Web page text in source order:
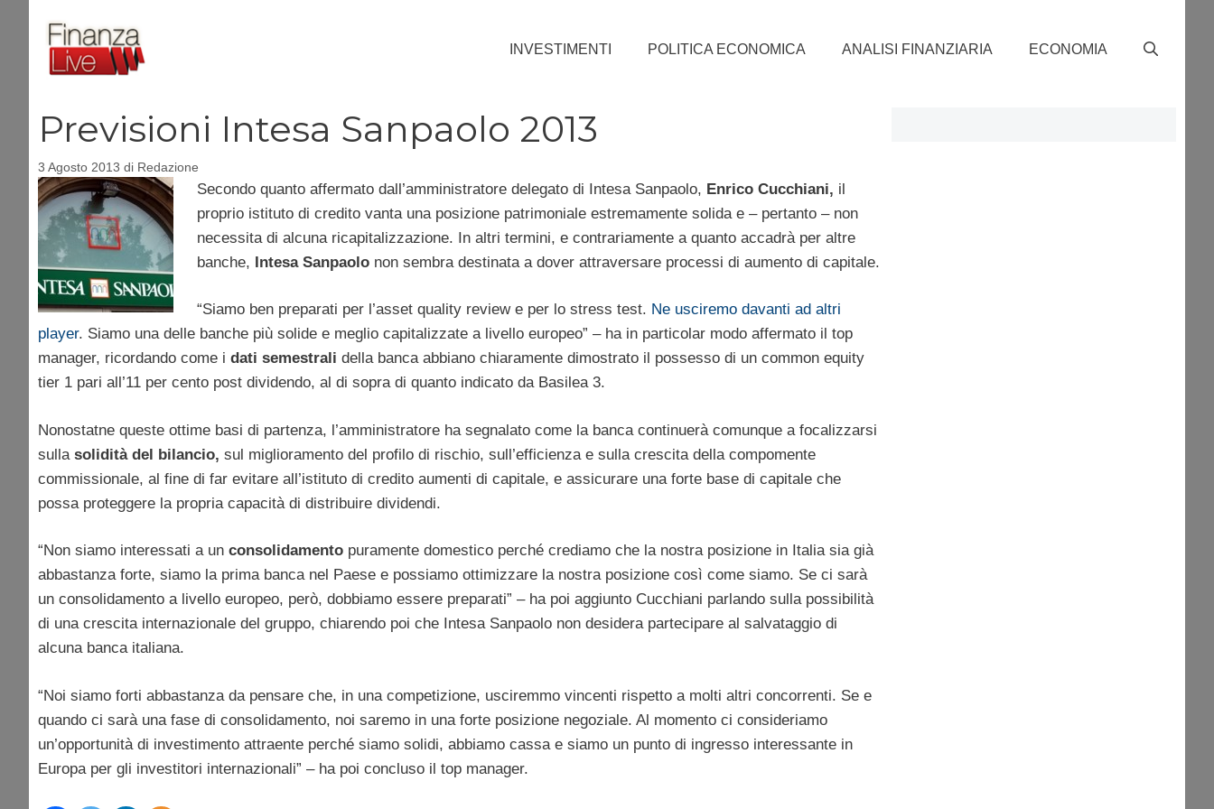
contenuto
INVESTIMENTI POLITICA ECONOMICA ANALISI FINANZIARIA ECONOMIA
Previsioni Intesa Sanpaolo 2013
3 Agosto 2013 di Redazione
Secondo quanto affermato dall’amministratore delegato di Intesa Sanpaolo, Enrico Cucchiani, il
proprio istituto di credito vanta una posizione patrimoniale estremamente solida e – pertanto – non
necessita di alcuna ricapitalizzazione. In altri termini, e contrariamente a quanto accadrà per altre
banche, Intesa Sanpaolonon sembra destinata a dover attraversare processi di aumento di capitale.
“Siamo ben preparati per l’asset quality review e per lo stress test. Ne usciremo davanti ad altri
player. Siamo una delle banche più solide e meglio capitalizzate a livello europeo” – ha in particolar modo affermato il top
manager, ricordando come i dati semestrali della banca abbiano chiaramente dimostrato il possesso di un common equity
tier 1 pari all’11 per cento post dividendo, al di sopra di quanto indicato da Basilea 3.
Nonostatne queste ottime basi di partenza, l’amministratore ha segnalato come la banca continuerà comunque a focalizzarsi
sulla solidità del bilancio, sul miglioramento del profilo di rischio, sull’efficienza e sulla crescita della compomente
commissionale, al fine di far evitare all’istituto di credito aumenti di capitale, e assicurare una forte base di capitale che
possa proteggere la propria capacità di distribuire dividendi.
“Non siamo interessati a un consolidamento puramente domestico perché crediamo che la nostra posizione in Italia sia già
abbastanza forte, siamo la prima banca nel Paese e possiamo ottimizzare la nostra posizione così come siamo. Se ci sarà
un consolidamento a livello europeo, però, dobbiamo essere preparati” – ha poi aggiunto Cucchiani parlando sulla possibilità
di una crescita internazionale del gruppo, chiarendo poi che Intesa Sanpaolo non desidera partecipare al salvataggio di
alcuna banca italiana.
“Noi siamo forti abbastanza da pensare che, in una competizione, usciremmo vincenti rispetto a molti altri concorrenti. Se e
quando ci sarà una fase di consolidamento, noi saremo in una forte posizione negoziale. Al momento ci consideriamo
un’opportunità di investimento attraente perché siamo solidi, abbiamo cassa e siamo un punto di ingresso interessante in
Europa per gli investitori internazionali” – ha poi concluso il top manager.